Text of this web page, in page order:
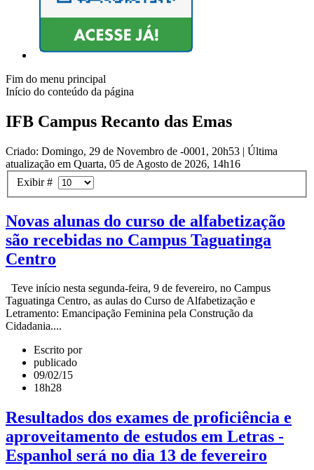
Fim do menu principal
Início do conteúdo da página
IFB Campus Recanto das Emas
Criado: Domingo, 29 de Novembro de -0001, 20h53 | Última
atualização em Quarta, 05 de Agosto de 2026, 14h16
Exibir #
Novas alunas do curso de alfabetização
são recebidas no Campus Taguatinga
Centro
Teve início nesta segunda-feira, 9 de fevereiro, no Campus
Taguatinga Centro, as aulas do Curso de Alfabetização e
Letramento: Emancipação Feminina pela Construção da
Cidadania....
Escrito por
publicado
09/02/15
18h28
Resultados dos exames de proficiência e
aproveitamento de estudos em Letras -
Espanhol será no dia 13 de fevereiro